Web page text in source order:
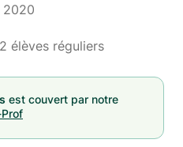
2020
élèves réguliers
est couvert par notre